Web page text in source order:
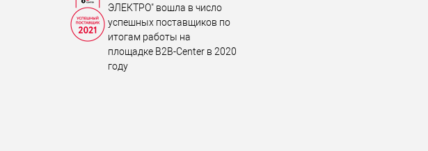
ЭЛЕКТРО" вошла в число
успешных поставщиков по
итогам работы на
площадке B2B-Center в 2020
году